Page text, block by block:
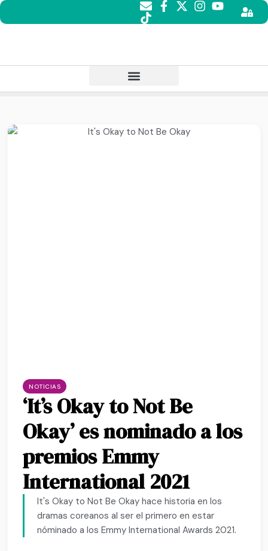
NOTICIAS
‘It’s Okay to Not Be
Okay’ es nominado a los
premios Emmy
International 2021
It's Okay to Not Be Okay hace historia en los
dramas coreanos al ser el primero en estar
nóminado a los Emmy International Awards 2021.